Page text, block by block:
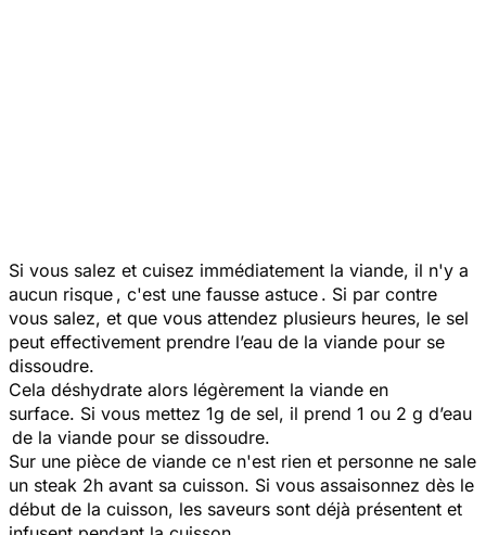
Si vous salez et cuisez immédiatement la viande, il n'y a
aucun risque , c'est une fausse astuce . Si par contre
vous salez, et que vous attendez plusieurs heures, le sel
peut effectivement prendre l’eau de la viande pour se
dissoudre.
Cela déshydrate alors légèrement la viande en
surface. Si vous mettez 1g de sel, il prend 1 ou 2 g d’eau
de la viande pour se dissoudre.
Sur une pièce de viande ce n'est rien et personne ne sale
un steak 2h avant sa cuisson. Si vous assaisonnez dès le
début de la cuisson, les saveurs sont déjà présentent et